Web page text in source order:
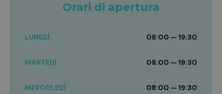
Orari di apertura
LUNEDÌ 08:00 — 19:30
MARTEDÌ 08:00 — 19:30
MERCOLEDÌ 08:00 — 19:30